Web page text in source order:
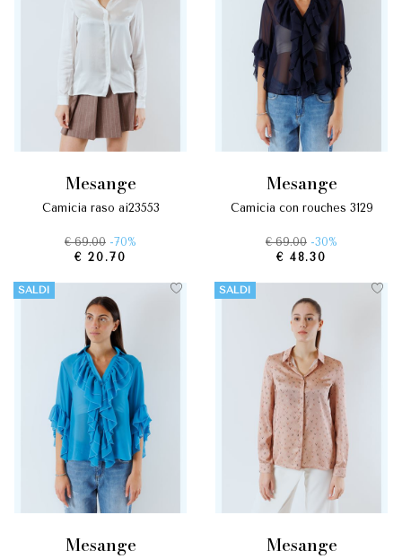
mesange
camicia raso ai23553
€ 69.00 -70%
€ 20.70
mesange
camicia con rouches 3129
€ 69.00 -30%
€ 48.30
SALDI
mesange
SALDI
mesange